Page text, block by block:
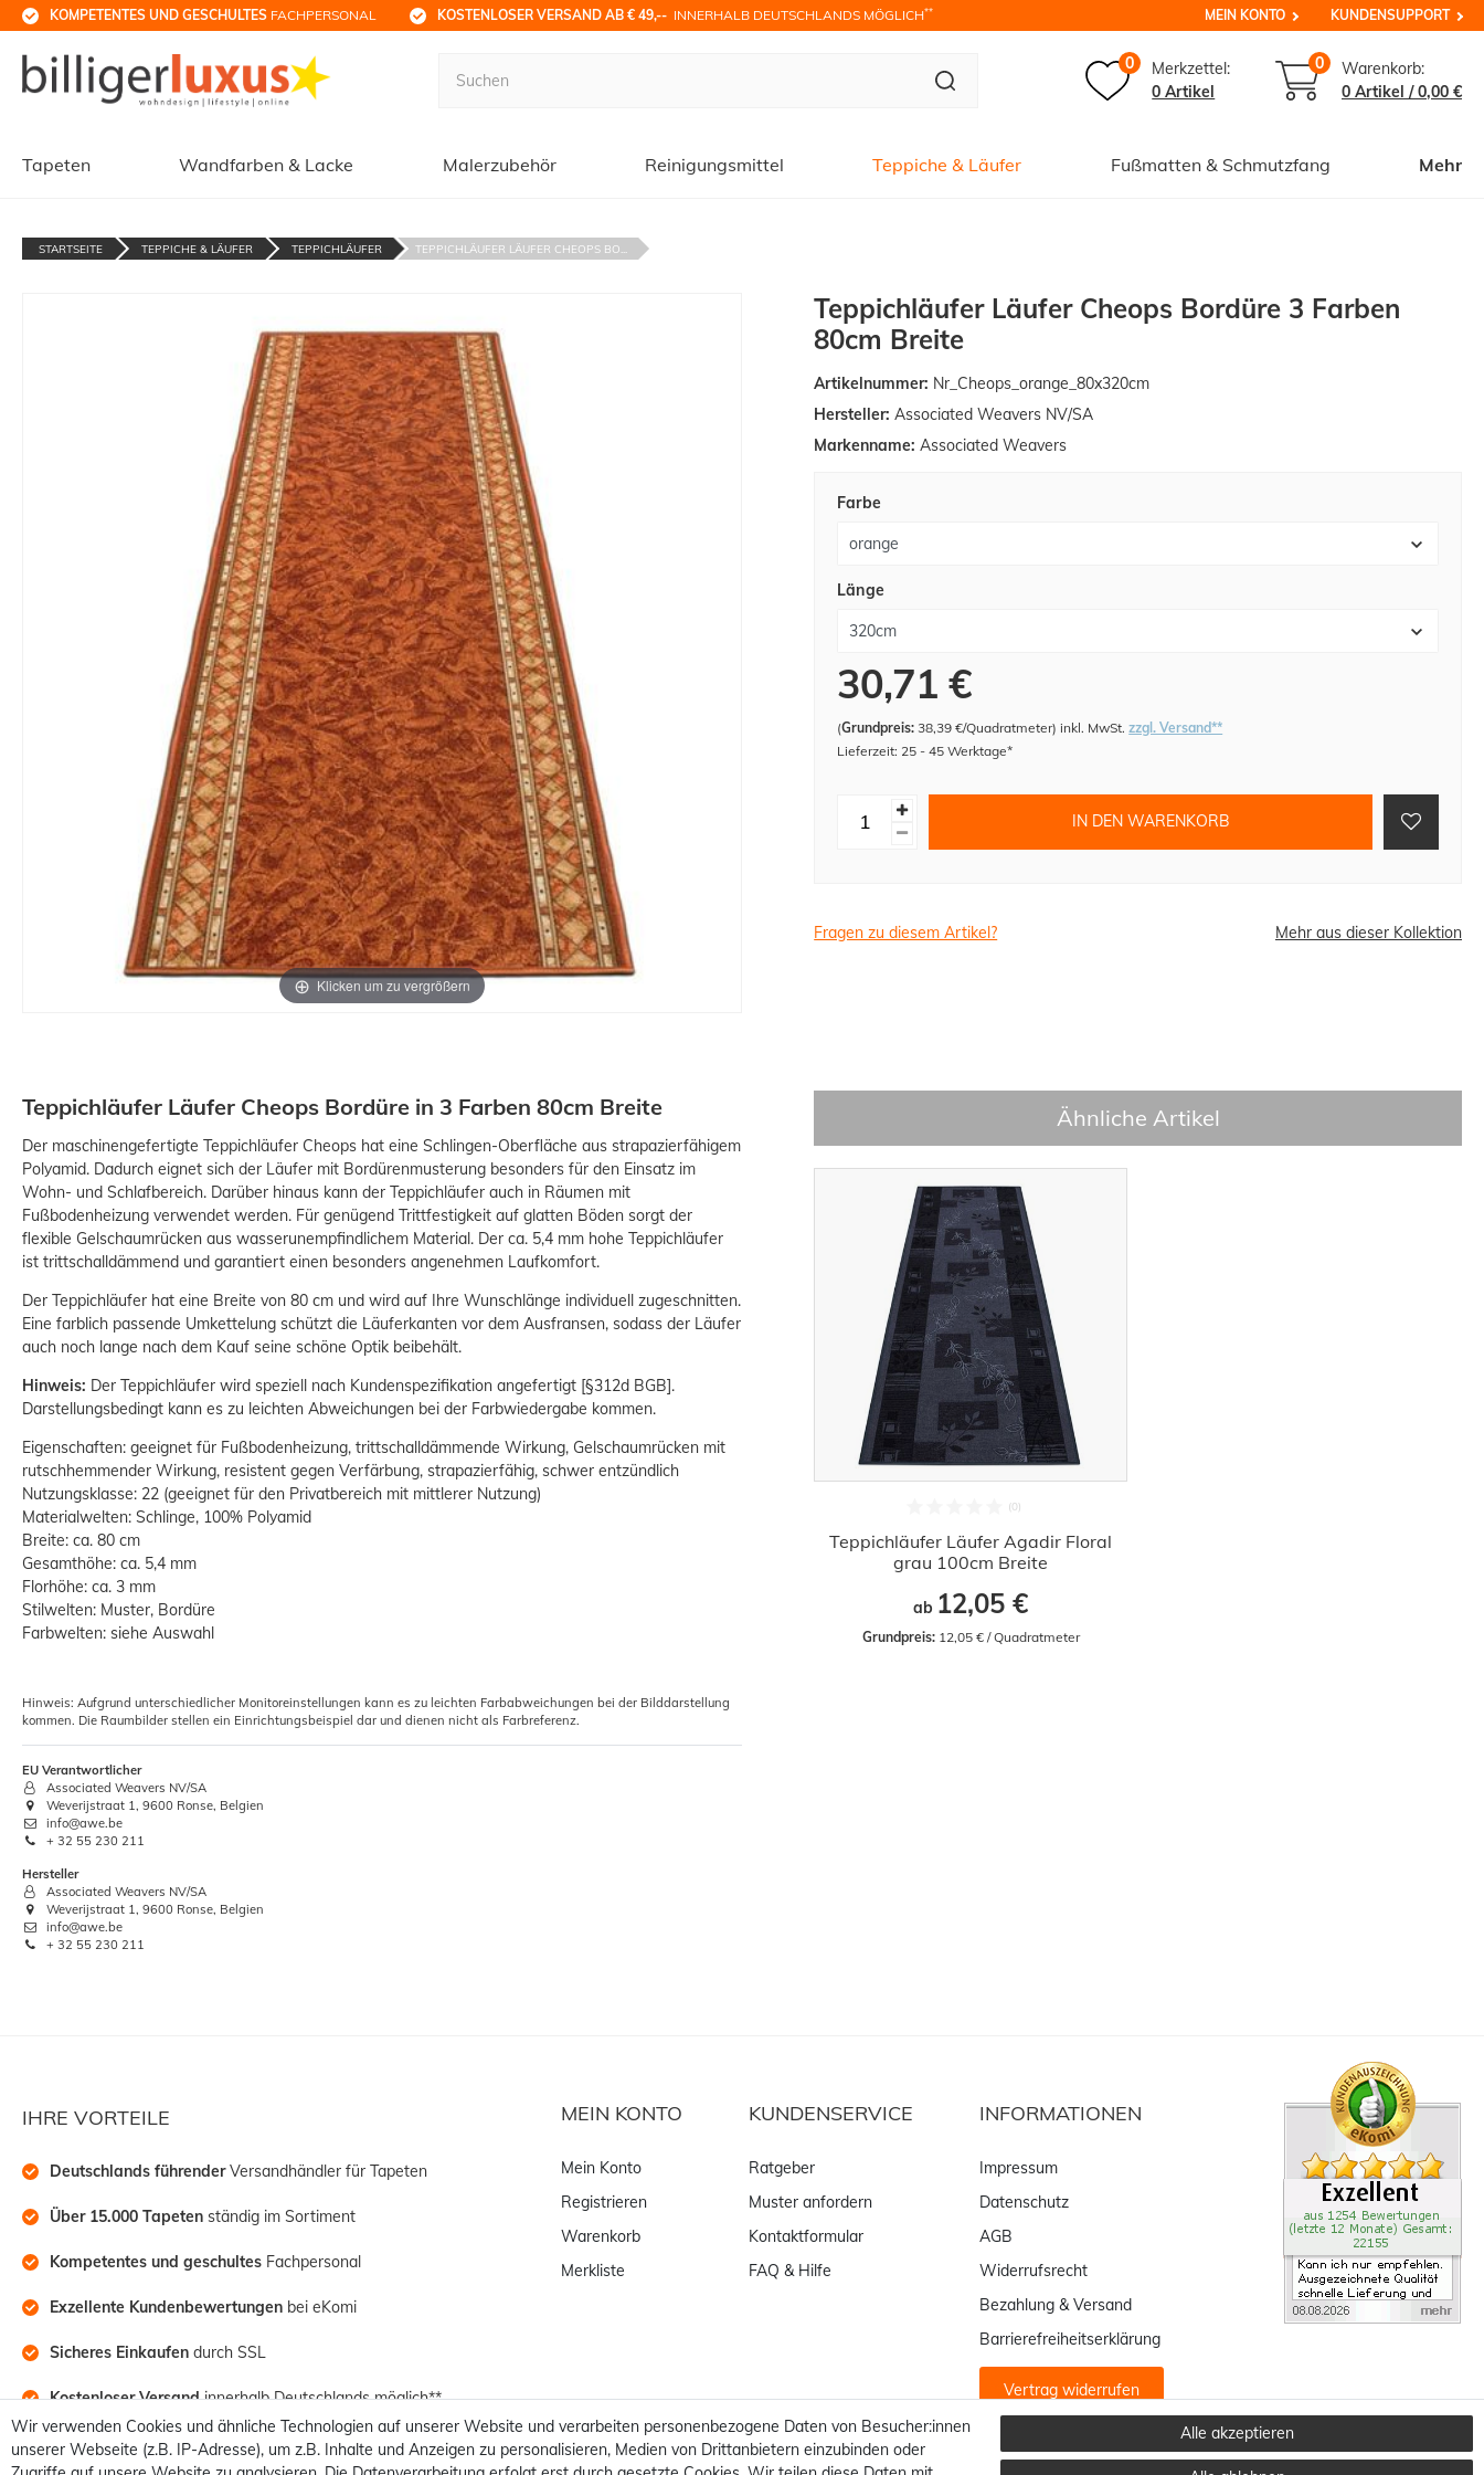
KOMPETENTES UND GESCHULTES FACHPERSONAL KOSTENLOSER VERSAND AB € 49,-- INNERHALB DEUTSCHLANDS MÖGLICH** MEIN KONTO KUNDENSUPPORT
0
Merkzettel:
0 Artikel
0
Warenkorb:
0 Artikel /0,00 €
Tapeten Wandfarben & Lacke Malerzubehör Reinigungsmittel Teppiche & Läufer Fußmatten & Schmutzfang Mehr
STARTSEITE TEPPICHE & LÄUFER TEPPICHLÄUFER TEPPICHLÄUFER LÄUFER CHEOPS BO...
Klicken um zu vergrößern
Teppichläufer Läufer Cheops Bordüre 3 Farben
80cm Breite
Artikelnummer: Nr_Cheops_orange_80x320cm
Hersteller: Associated Weavers NV/SA
Markenname: Associated Weavers
Farbe
Länge
30,71 €
(Grundpreis: 38,39 €/Quadratmeter)inkl. MwSt.zzgl. Versand**
Lieferzeit: 25 - 45 Werktage*
IN DEN WARENKORB
Fragen zu diesem Artikel? Mehr aus dieser Kollektion
Teppichläufer Läufer Cheops Bordüre in 3 Farben 80cm Breite
Der maschinengefertigte Teppichläufer Cheops hat eine Schlingen-Oberfläche aus strapazierfähigem
Polyamid. Dadurch eignet sich der Läufer mit Bordürenmusterung besonders für den Einsatz im
Wohn- und Schlafbereich. Darüber hinaus kann der Teppichläufer auch in Räumen mit
Fußbodenheizung verwendet werden. Für genügend Trittfestigkeit auf glatten Böden sorgt der
flexible Gelschaumrücken aus wasserunempfindlichem Material. Der ca. 5,4 mm hohe Teppichläufer
ist trittschalldämmend und garantiert einen besonders angenehmen Laufkomfort.
Der Teppichläufer hat eine Breite von 80 cm und wird auf Ihre Wunschlänge individuell zugeschnitten.
Eine farblich passende Umkettelung schützt die Läuferkanten vor dem Ausfransen, sodass der Läufer
auch noch lange nach dem Kauf seine schöne Optik beibehält.
Hinweis: Der Teppichläufer wird speziell nach Kundenspezifikation angefertigt [§312d BGB].
Darstellungsbedingt kann es zu leichten Abweichungen bei der Farbwiedergabe kommen.
Eigenschaften: geeignet für Fußbodenheizung, trittschalldämmende Wirkung, Gelschaumrücken mit
rutschhemmender Wirkung, resistent gegen Verfärbung, strapazierfähig, schwer entzündlich
Nutzungsklasse: 22 (geeignet für den Privatbereich mit mittlerer Nutzung)
Materialwelten: Schlinge, 100% Polyamid
Breite: ca. 80 cm
Gesamthöhe: ca. 5,4 mm
Florhöhe: ca. 3 mm
Stilwelten: Muster, Bordüre
Farbwelten: siehe Auswahl
Hinweis: Aufgrund unterschiedlicher Monitoreinstellungen kann es zu leichten Farbabweichungen bei der Bilddarstellung
kommen. Die Raumbilder stellen ein Einrichtungsbeispiel dar und dienen nicht als Farbreferenz.
EU Verantwortlicher
Associated Weavers NV/SA
Weverijstraat 1, 9600 Ronse, Belgien
info@awe.be
+ 32 55 230 211
Hersteller
Associated Weavers NV/SA
Weverijstraat 1, 9600 Ronse, Belgien
info@awe.be
+ 32 55 230 211
Ähnliche Artikel
Teppichläufer Läufer Agadir Floral
grau 100cm Breite
ab 12,05 €
Grundpreis: 12,05 € / Quadratmeter
IHRE VORTEILE
Deutschlands führender Versandhändler für Tapeten
Über 15.000 Tapeten ständig im Sortiment
Kompetentes und geschultes Fachpersonal
Exzellente Kundenbewertungen bei eKomi
Sicheres Einkaufen durch SSL
Kostenloser Versand innerhalb Deutschlands möglich**
MEIN KONTO
Mein Konto
Registrieren
Warenkorb
Merkliste
KUNDENSERVICE
Ratgeber
Muster anfordern
Kontaktformular
FAQ & Hilfe
INFORMATIONEN
Impressum
Datenschutz
AGB
Widerrufsrecht
Bezahlung & Versand
Barrierefreiheitserklärung
Vertrag widerrufen
Wir verwenden Cookies und ähnliche Technologien auf unserer Website und verarbeiten personenbezogene Daten von Besucher:innen
unserer Webseite (z.B. IP-Adresse), um z.B. Inhalte und Anzeigen zu personalisieren, Medien von Drittanbietern einzubinden oder
Alle akzeptieren